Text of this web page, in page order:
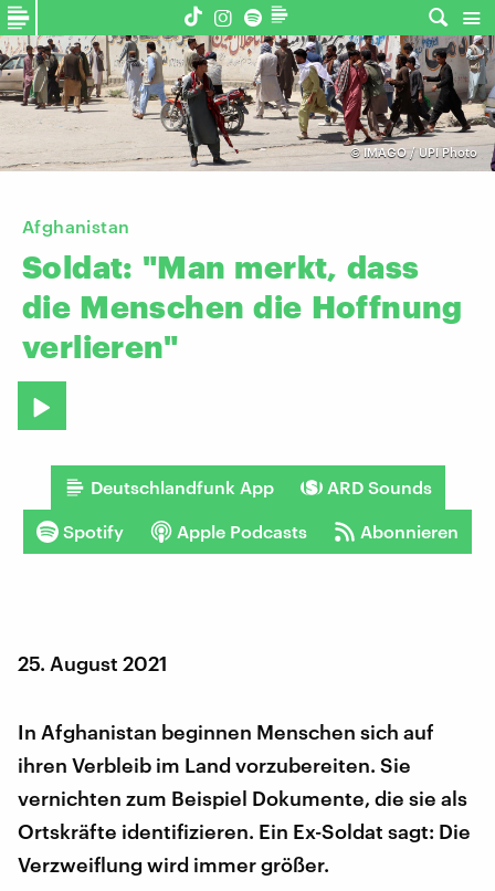
©IMAGO / UPI Photo
Afghanistan
Soldat: "Man merkt, dass
die Menschen die Hoffnung
verlieren"
Deutschlandfunk App ARD Sounds
Spotify Apple Podcasts Abonnieren
25. August 2021
In Afghanistan beginnen Menschen sich auf
ihren Verbleib im Land vorzubereiten. Sie
vernichten zum Beispiel Dokumente, die sie als
Ortskräfte identifizieren. Ein Ex-Soldat sagt: Die
Verzweiflung wird immer größer.